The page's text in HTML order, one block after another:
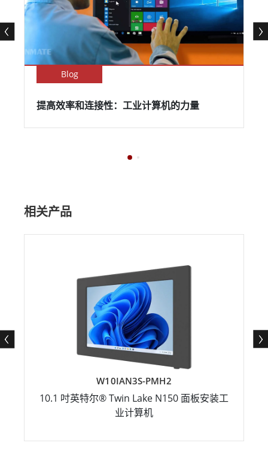
Blog
提高效率和连接性：工业计算机的力量
相关产品
W10IAN3S-PMH2
10.1 吋英特尔® Twin Lake N150 面板安装工
业计算机